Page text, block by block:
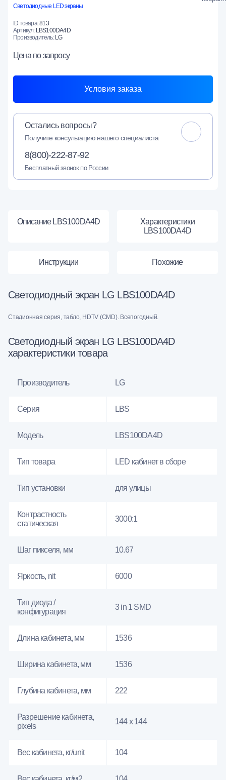
Светодиодные LED экраны
ID товара:813
Артикул: LBS100DA4D
Производитель:LG
Цена по запросу
Условия заказа
Остались вопросы?
Получите консультацию нашего специалиста
8(800)-222-87-92
Бесплатный звонок по России
Описание LBS100DA4D
Характеристики
LBS100DA4D
Инструкции Похожие
Светодиодный экран LG LBS100DA4D
Стадионная серия, табло, HDTV (CMD). Всепогодный.
Светодиодный экран LG LBS100DA4D
характеристики товара
Производитель LG
Серия LBS
Модель LBS100DA4D
Тип товара LED кабинет в сборе
Тип установки для улицы
Контрастность
статическая
3000:1
Шаг пикселя, мм 10.67
Яркость, nit 6000
Тип диода /
конфигурация
3 in 1 SMD
Длина кабинета, мм 1536
Ширина кабинета, мм 1536
Глубина кабинета, мм 222
Разрешение кабинета,
pixels
144 x 144
Вес кабинета, кг/unit 104